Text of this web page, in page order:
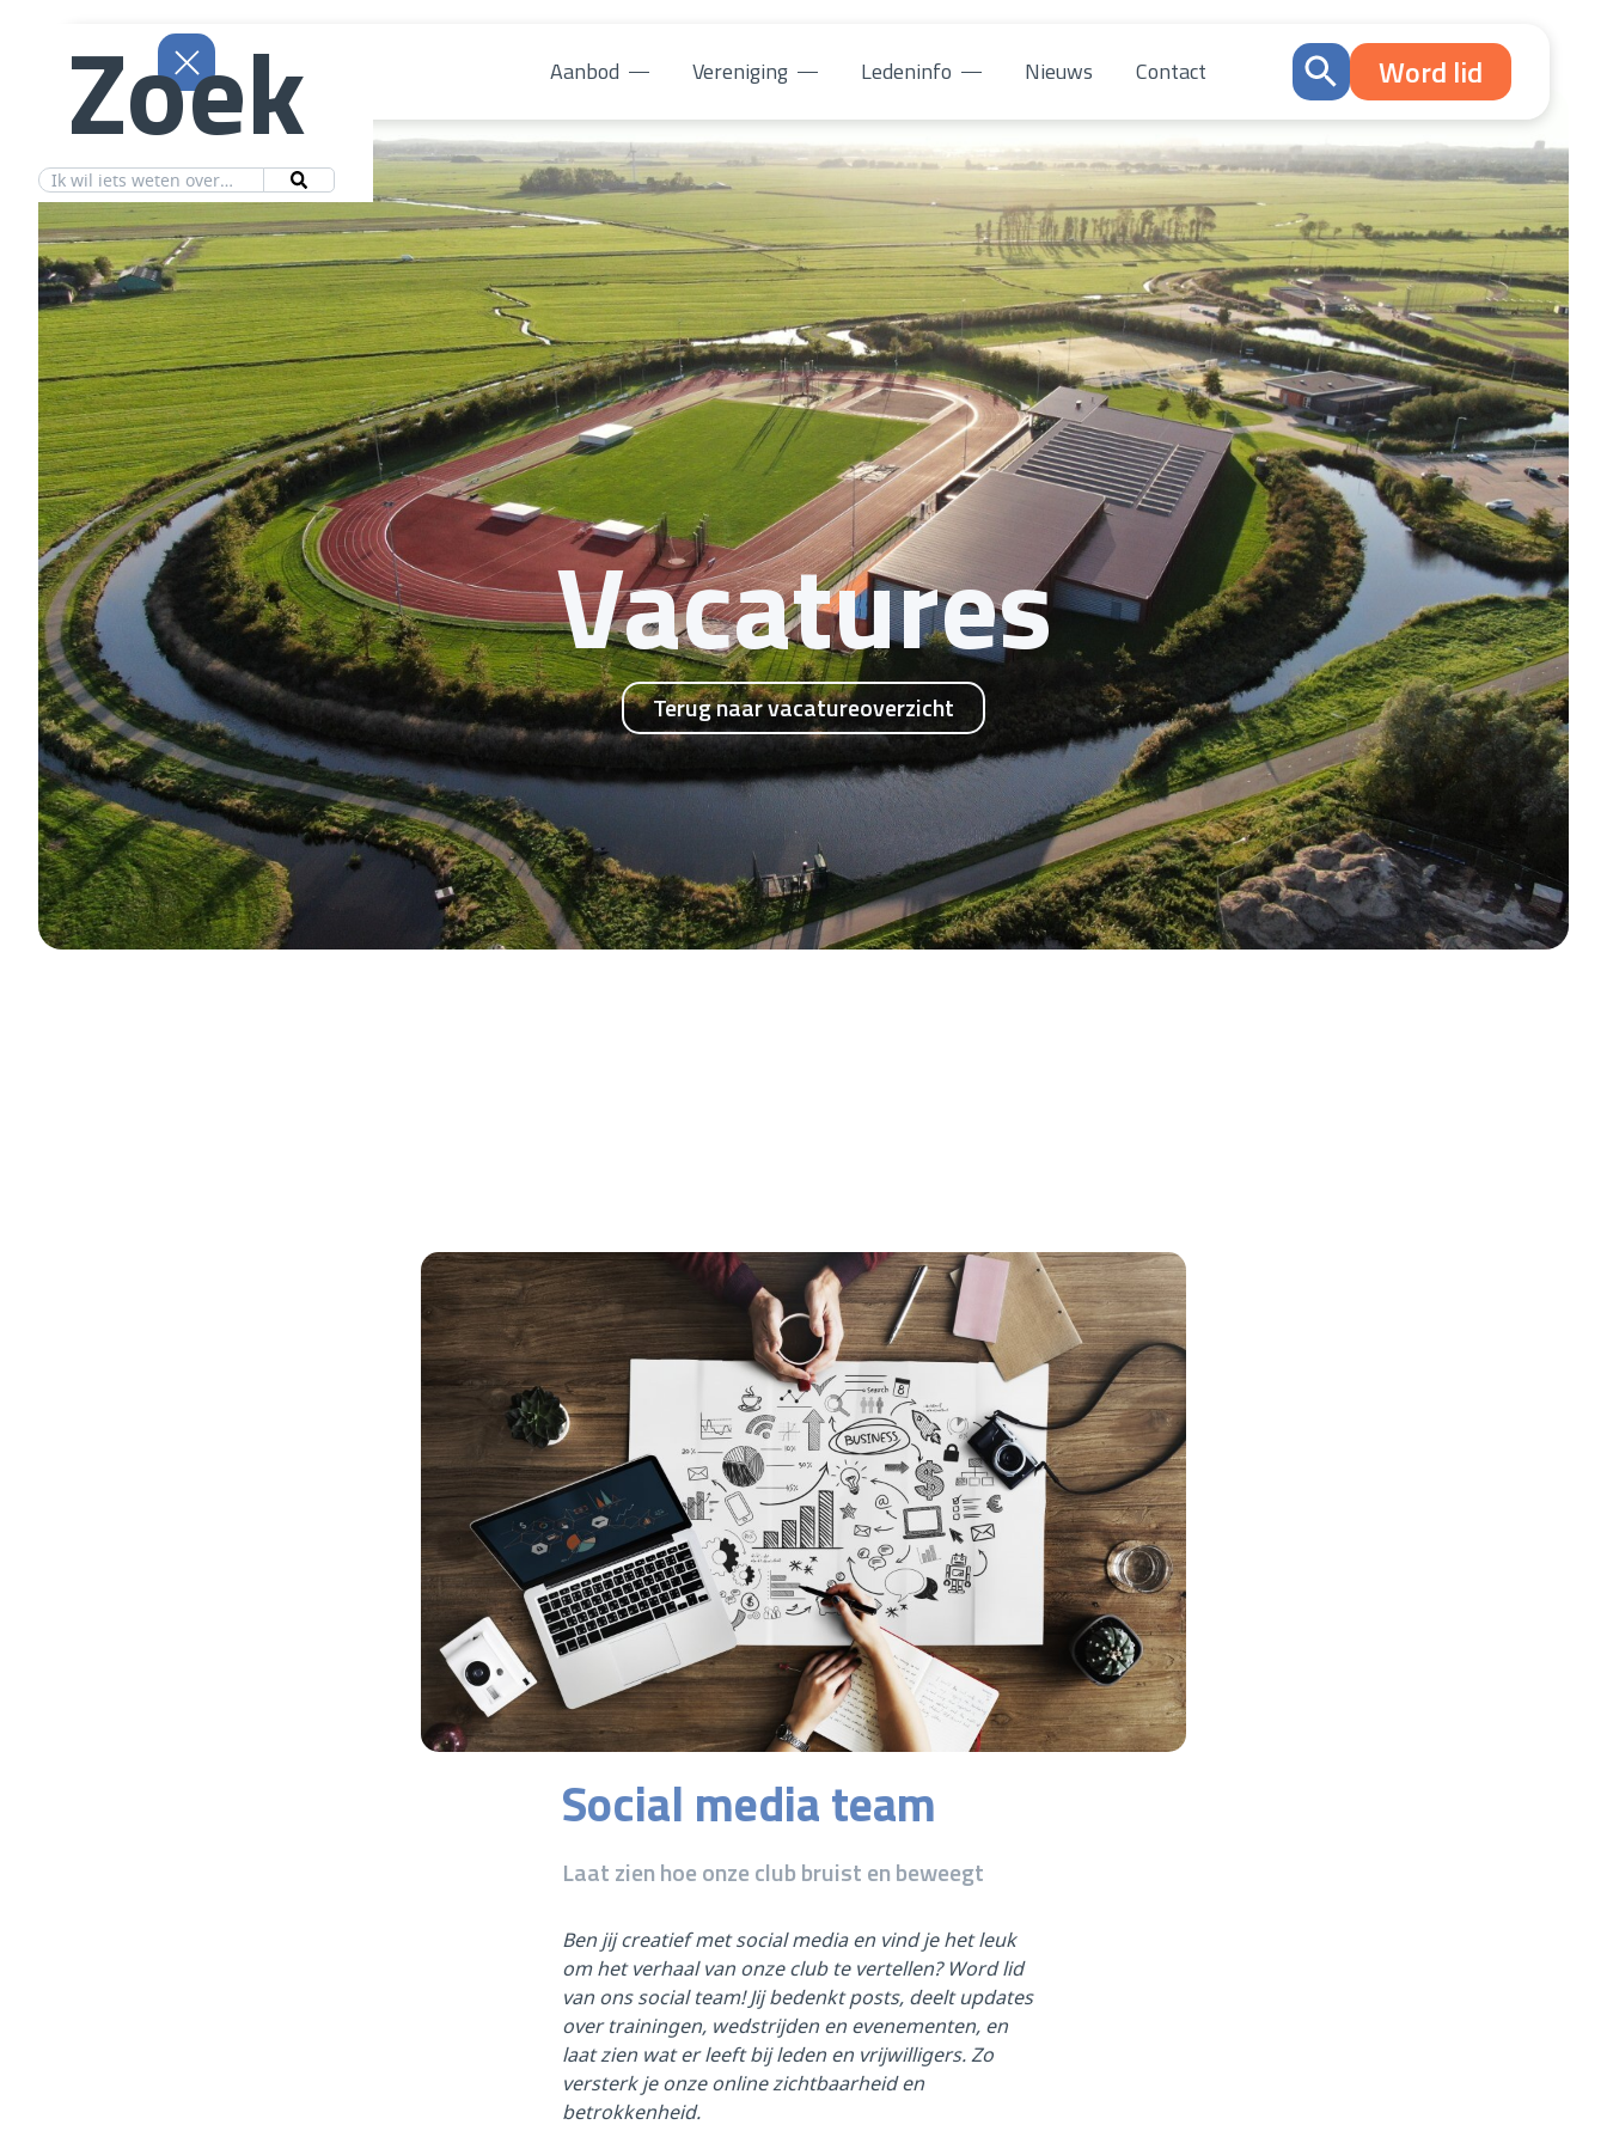
Aanbod Vereniging Ledeninfo Nieuws Contact
Vereniging
Ledeninfo
Nieuws
Contact
Word lid
Zoek
Vacatures
Terug naar vacatureoverzicht
Social media team
Laat zien hoe onze club bruist en beweegt
Ben jij creatief met social media en vind je het leuk
om het verhaal van onze club te vertellen? Word lid
van ons social team! Jij bedenkt posts, deelt updates
over trainingen, wedstrijden en evenementen, en
laat zien wat er leeft bij leden en vrijwilligers. Zo
versterk je onze online zichtbaarheid en
betrokkenheid.